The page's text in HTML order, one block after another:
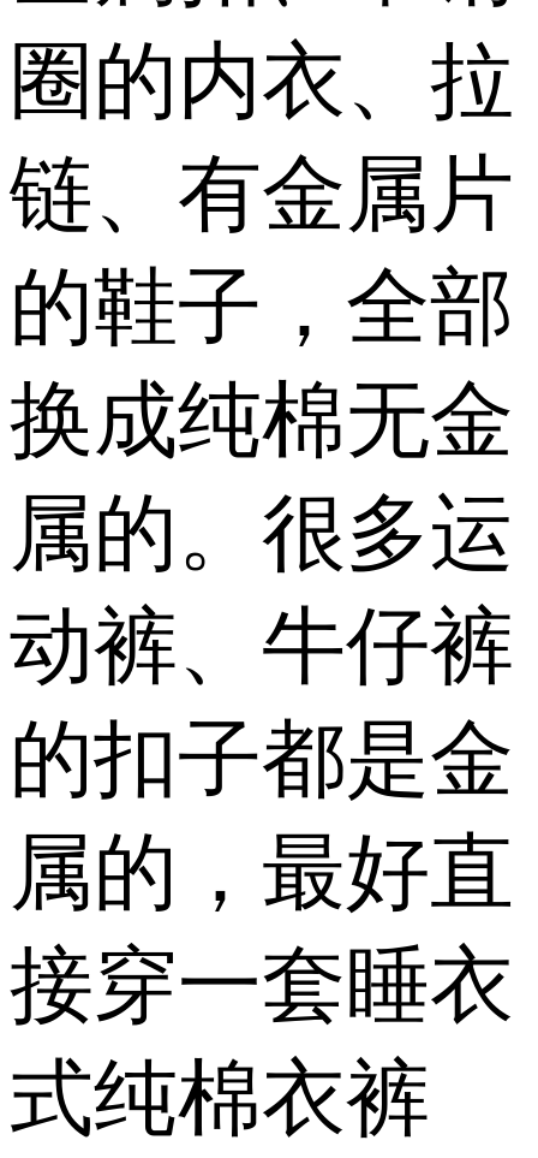
圈的内衣、拉
链、有金属片
的鞋子，全部
换成纯棉无金
属的。很多运
动裤、牛仔裤
的扣子都是金
属的，最好直
接穿一套睡衣
式纯棉衣裤